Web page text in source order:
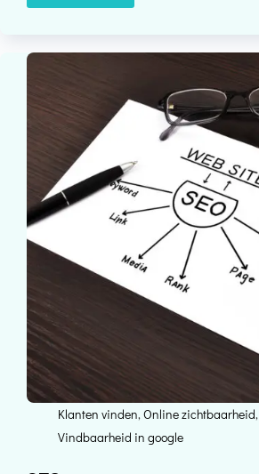
Klanten vinden,Online zichtbaarheid,
Vindbaarheid in google